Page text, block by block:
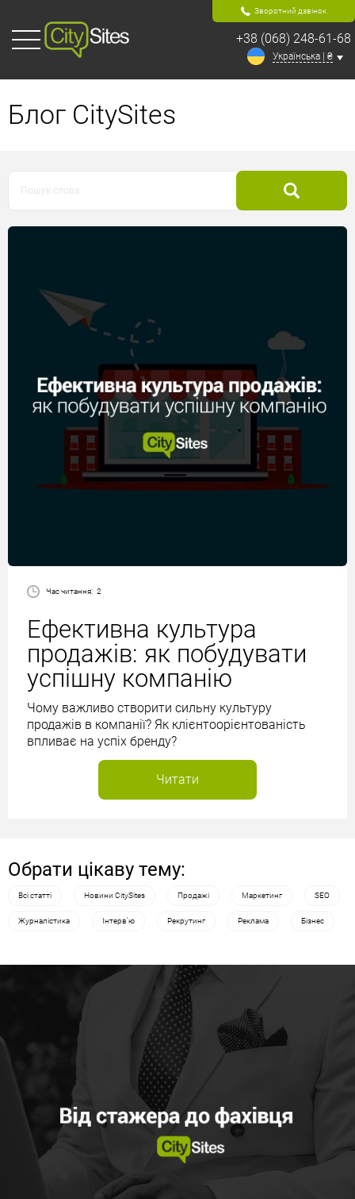
Зворотний дзвінок
+38 (068) 248-61-68
Українська | ₴
Блог CitySites
Час читання: 2
Ефективна культура
продажів: як побудувати
успішну компанію
Чому важливо створити сильну культуру
продажів в компанії? Як клієнтоорієнтованість
впливає на успіх бренду?
Читати
Обрати цікаву тему:
Всі статті Новини CitySites Продажі Маркетинг SEO
Журналістика Інтерв'ю Рекрутинг Реклама Бізнес